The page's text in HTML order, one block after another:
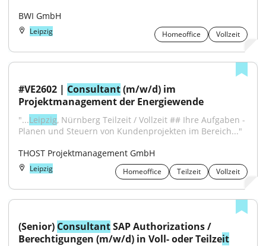
BWI GmbH
Leipzig Homeoffice Vollzeit
#VE2602 | Consultant (m/w/d) im
Projektmanagement der Energiewende
"...Leipzig, Nürnberg Teilzeit / Vollzeit ## Ihre Aufgaben -
Planen und Steuern von Kundenprojekten im Bereich..."
THOST Projektmanagement GmbH
Leipzig Homeoffice Teilzeit Vollzeit
(Senior) Consultant SAP Authorizations /
Berechtigungen (m/w/d) in Voll- oder Teilzeit